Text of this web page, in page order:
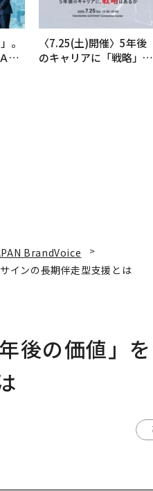
。
と
〈7.25(土)開催〉5年後
のキャリアに「戦略」は
BrandVoice
インの長期伴走型支援とは
後の価値」